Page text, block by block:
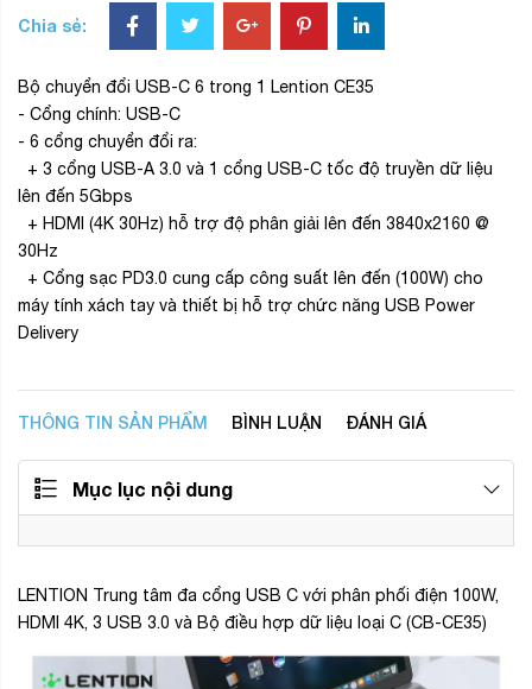
Chia sẻ:
Bộ chuyển đổi USB-C 6 trong 1 Lention CE35
- Cổng chính: USB-C
- 6 cổng chuyển đổi ra:
+ 3 cổng USB-A 3.0 và 1 cổng USB-C tốc độ truyền dữ liệu
lên đến 5Gbps
+ HDMI (4K 30Hz) hỗ trợ độ phân giải lên đến 3840x2160 @
30Hz
+ Cổng sạc PD3.0 cung cấp công suất lên đến (100W) cho
máy tính xách tay và thiết bị hỗ trợ chức năng USB Power
Delivery
THÔNG TIN SẢN PHẨM BÌNH LUẬN ĐÁNH GIÁ
Mục lục nội dung
LENTION Trung tâm đa cổng USB C với phân phối điện 100W,
HDMI 4K, 3 USB 3.0 và Bộ điều hợp dữ liệu loại C (CB-CE35)